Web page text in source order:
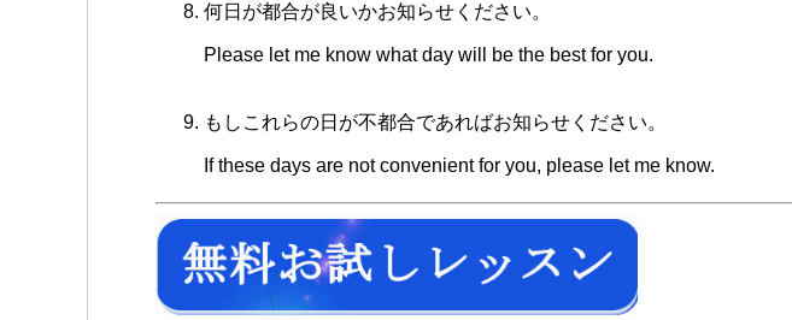
何日が都合が良いかお知らせください。
Please let me know what day will be the best for you.
もしこれらの日が不都合であればお知らせください。
If these days are not convenient for you, please let me know.